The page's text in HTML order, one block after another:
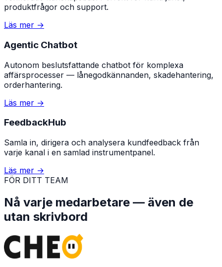
produktfrågor och support.
Läs mer →
Agentic Chatbot
Autonom beslutsfattande chatbot för komplexa
affärsprocesser — lånegodkännanden, skadehantering,
orderhantering.
Läs mer →
FeedbackHub
Samla in, dirigera och analysera kundfeedback från
varje kanal i en samlad instrumentpanel.
Läs mer →
FÖR DITT TEAM
Nå varje medarbetare — även de
utan skrivbord